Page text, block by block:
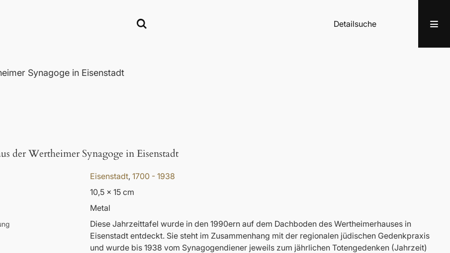
Detailsuche
Synagoge in Eisenstadt
der Wertheimer Synagoge in Eisenstadt
Eisenstadt, 1700 - 1938
10,5 x 15 cm
Metal
Diese Jahrzeittafel wurde in den 1990ern auf dem Dachboden des Wertheimerhauses in
Eisenstadt entdeckt. Sie steht im Zusammenhang mit der regionalen jüdischen Gedenkpraxis
und wurde bis 1938 vom Synagogendiener jeweils zum jährlichen Totengedenken (Jahrzeit)